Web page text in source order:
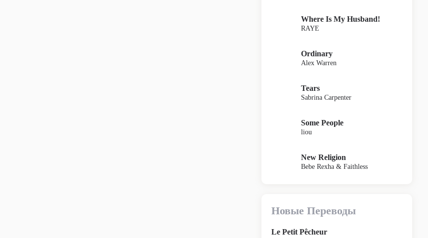
Where Is My Husband!
RAYE
Ordinary
Alex Warren
Tears
Sabrina Carpenter
Some People
liou
New Religion
Bebe Rexha & Faithless
Новые Переводы
Le Petit Pêcheur